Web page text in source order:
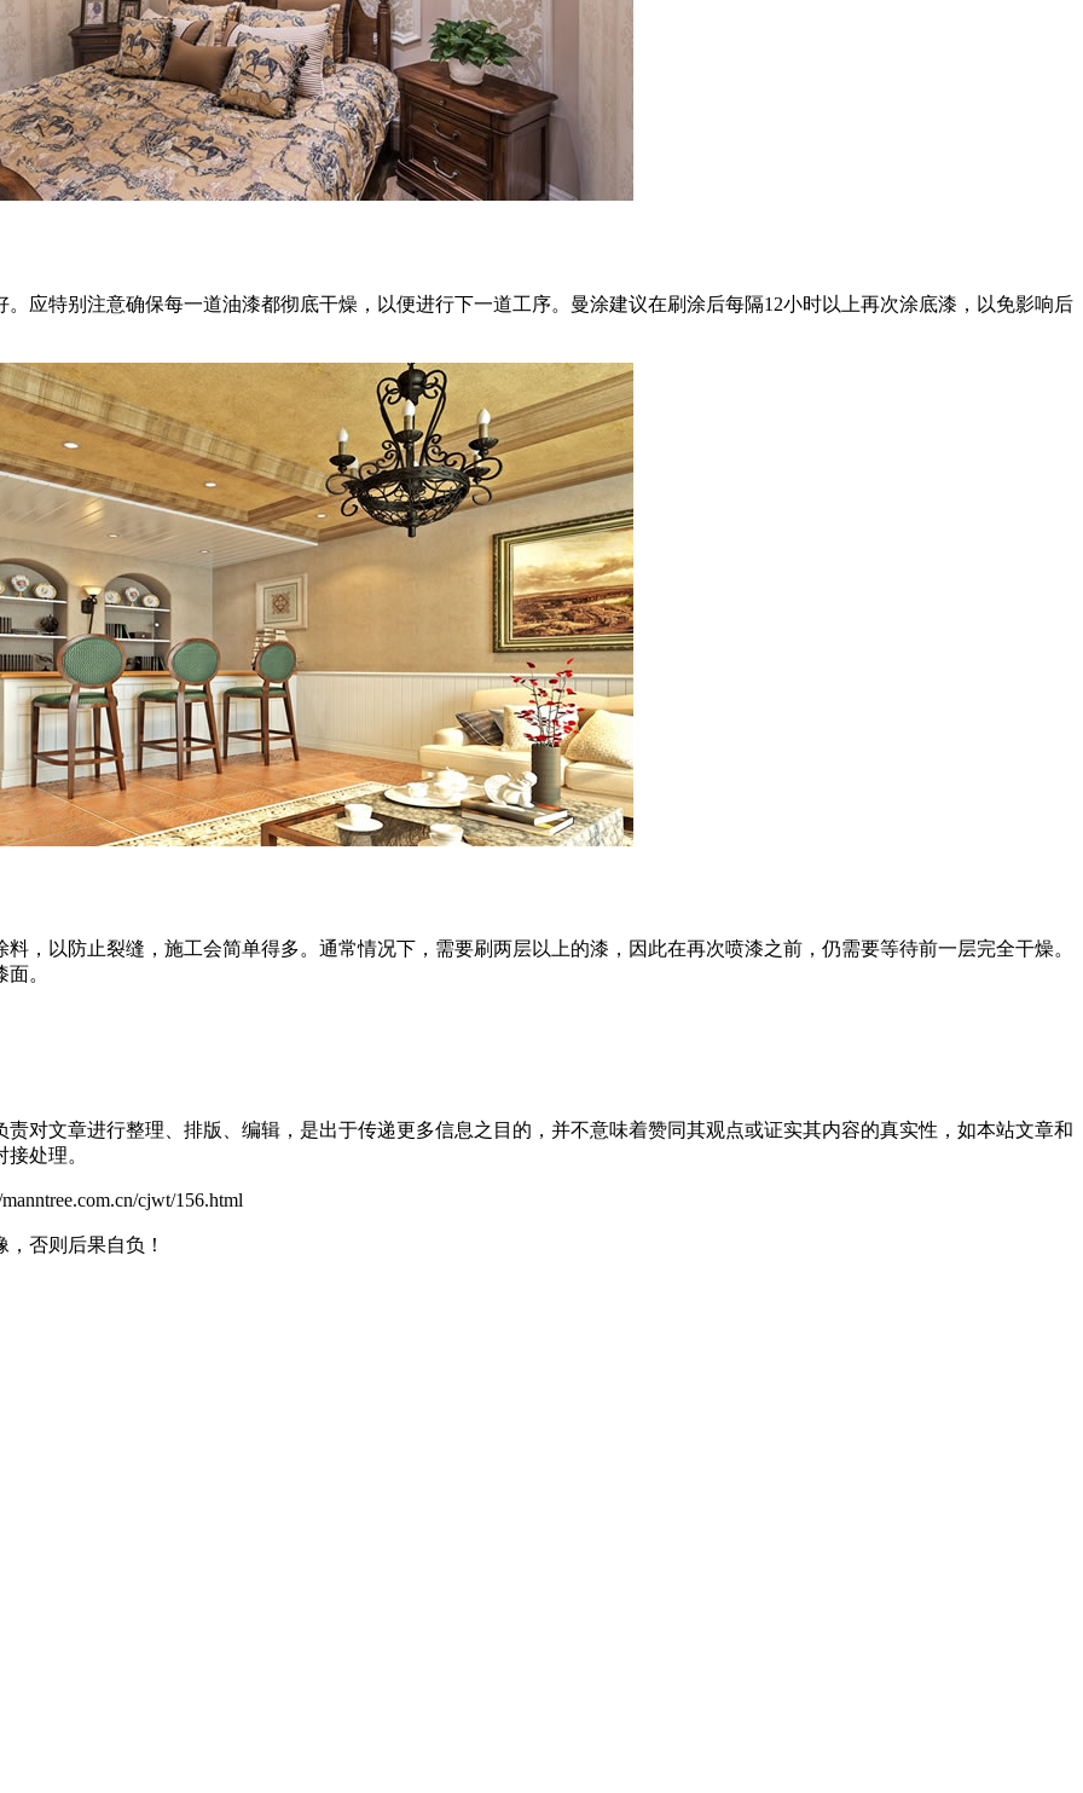
特别注意确保每一道油漆都彻底干燥，以便进行下一道工序。曼涂建议在刷涂后每隔12小时以上再次涂底漆，以免影响后
以防止裂缝，施工会简单得多。通常情况下，需要刷两层以上的漆，因此在再次喷漆之前，仍需要等待前一层完全干燥。
。
对文章进行整理、排版、编辑，是出于传递更多信息之目的，并不意味着赞同其观点或证实其内容的真实性，如本站文章和
处理。
cjwt/156.html
否则后果自负！